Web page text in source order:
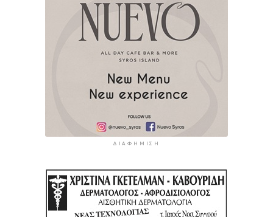
ΔΙΑΦΉΜΙΣΗ